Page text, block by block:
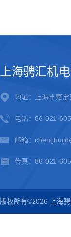
上海骋汇机
地址：上海市嘉
电话：86-021-
邮箱：
传真：86-021-
版权所有©2026 上海